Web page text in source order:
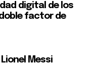
digital de los
factor de
Messi